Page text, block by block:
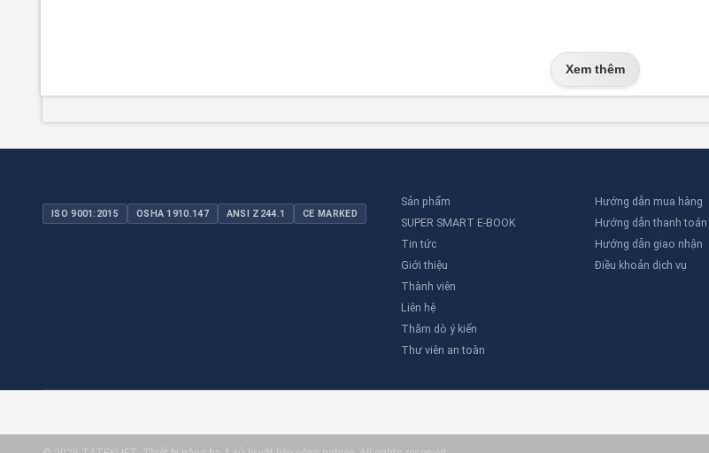
Xem thêm
ISO 9001:2015 OSHA 1910.147 ANSI Z244.1 CE MARKED
Sản phẩm
SUPER SMART E-BOOK
Tin tức
Giới thiệu
Thành viên
Liên hệ
Thăm dò ý kiến
Thư viên an toàn
Hướng dẫn mua hàng
Hướng dẫn thanh toán
Hướng dẫn giao nhận
Điều khoản dịch vụ